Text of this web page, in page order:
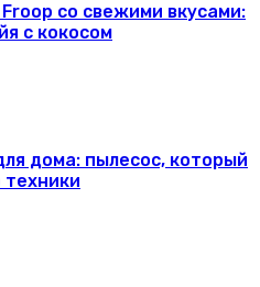
со свежими вкусами:
с кокосом
дома: пылесос, который